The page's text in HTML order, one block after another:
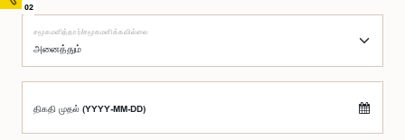
02
சமூகமளித்தார்/சமூகமளிக்கவில்லை
திகதி முதல் (YYYY-MM-DD)